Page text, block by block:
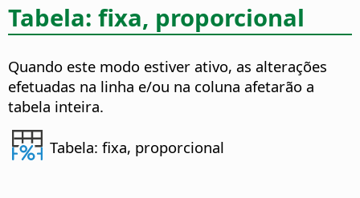
Tabela: fixa, proporcional
Quando este modo estiver ativo, as alterações
efetuadas na linha e/ou na coluna afetarão a
tabela inteira.
Tabela: fixa, proporcional